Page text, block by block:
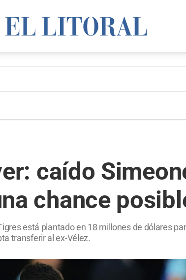
caído
chance
está plantado en 18 millones de dólares
transferir al ex-Vélez.